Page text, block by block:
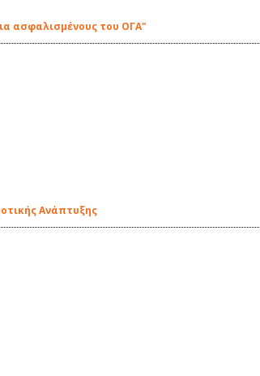
ασφαλισμένους του ΟΓΑ"
Ανάπτυξης